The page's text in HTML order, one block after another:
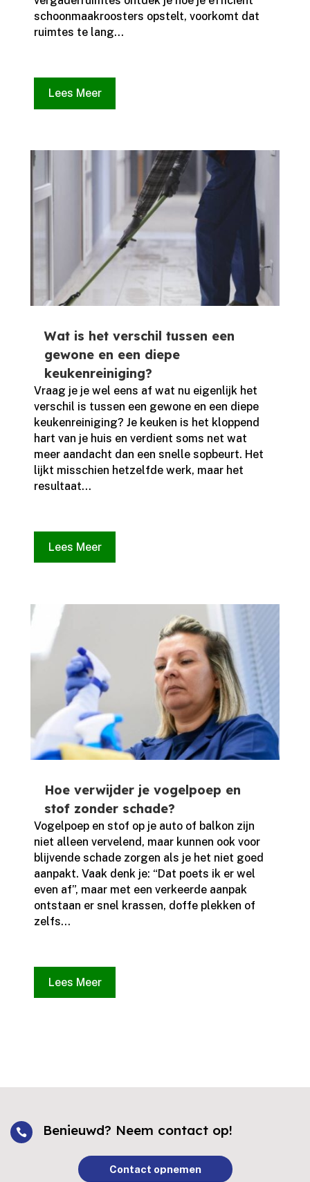
schoonmaakroosters opstelt, voorkomt dat
ruimtes te lang...
Lees Meer
Wat is het verschil tussen een
gewone en een diepe
keukenreiniging?
Vraag je je wel eens af wat nu eigenlijk het
verschil is tussen een gewone en een diepe
keukenreiniging? Je keuken is het kloppend
hart van je huis en verdient soms net wat
meer aandacht dan een snelle sopbeurt.​ Het
lijkt misschien hetzelfde werk, maar het
resultaat...
Lees Meer
Hoe verwijder je vogelpoep en
stof zonder schade?
Vogelpoep en stof op je auto of balkon zijn
niet alleen vervelend, maar kunnen ook voor
blijvende schade zorgen als je het niet goed
aanpakt.​ Vaak denk je: “Dat poets ik er wel
even af”, maar met een verkeerde aanpak
ontstaan er snel krassen, doffe plekken of
zelfs...
Lees Meer
 Benieuwd? Neem contact op!
Contact opnemen